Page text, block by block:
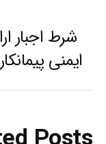
شرط اجبار
ایمنی